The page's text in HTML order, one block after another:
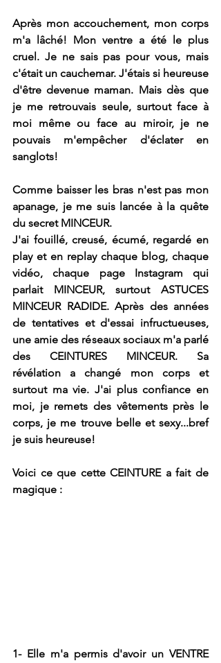
Après mon accouchement, mon corps
m'a lâché! Mon ventre a été le plus
cruel.
c'était un cauchemar. J'étais si heureuse
d'être devenue maman. Mais dès que
je me retrouvais seule, surtout face à
moi même ou face au miroir, je ne
pouvais m'empêcher d'éclater en
sanglots!
Comme baisser les bras n'est pas mon
apanage, je me suis lancée à la quête
du secret MINCEUR.
J'ai fouillé, creusé, écumé, regardé en
play et en replay chaque blog, chaque
vidéo, chaque page Instagram qui
parlait MINCEUR, surtout ASTUCES
MINCEUR RADIDE. Après des années
de tentatives et d'essai infructueuses,
une amie des réseaux sociaux m'a parlé
des CEINTURES MINCEUR. Sa
révélation a changé mon corps et
surtout ma vie. J'ai plus confiance en
moi, je remets des vêtements près le
corps, je me trouve belle et sexy...bref
je suis heureuse!
Voici ce que cette CEINTURE a fait de
magique :
1- Elle m'a permis d'avoir un VENTRE